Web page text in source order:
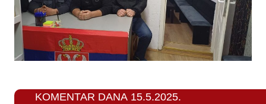
KOMENTAR DANA 15.5.2025.